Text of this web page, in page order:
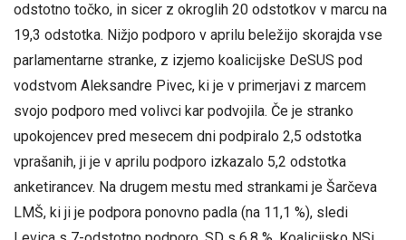
odstotno točko, in sicer z okroglih 20 odstotkov v marcu na
19,3 odstotka. Nižjo podporo v aprilu beležijo skorajda vse
parlamentarne stranke, z izjemo koalicijske DeSUS pod
vodstvom Aleksandre Pivec, ki je v primerjavi z marcem
svojo podporo med volivci kar podvojila. Če je stranko
upokojencev pred mesecem dni podpiralo 2,5 odstotka
vprašanih, ji je v aprilu podporo izkazalo 5,2 odstotka
anketirancev. Na drugem mestu med strankami je Šarčeva
LMŠ, ki ji je podpora ponovno padla (na 11,1 %), sledi